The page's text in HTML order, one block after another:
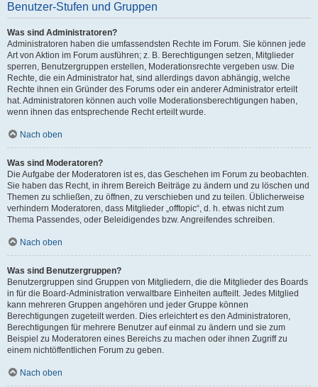
Benutzer-Stufen und Gruppen
Was sind Administratoren?
Administratoren haben die umfassendsten Rechte im Forum. Sie können jede
Art von Aktion im Forum ausführen; z. B. Berechtigungen setzen, Mitglieder
sperren, Benutzergruppen erstellen, Moderationsrechte vergeben usw. Die
Rechte, die ein Administrator hat, sind allerdings davon abhängig, welche
Rechte ihnen ein Gründer des Forums oder ein anderer Administrator erteilt
hat. Administratoren können auch volle Moderationsberechtigungen haben,
wenn ihnen das entsprechende Recht erteilt wurde.
Nach oben
Was sind Moderatoren?
Die Aufgabe der Moderatoren ist es, das Geschehen im Forum zu beobachten.
Sie haben das Recht, in ihrem Bereich Beiträge zu ändern und zu löschen und
Themen zu schließen, zu öffnen, zu verschieben und zu teilen. Üblicherweise
verhindern Moderatoren, dass Mitglieder „offtopic“, d. h. etwas nicht zum
Thema Passendes, oder Beleidigendes bzw. Angreifendes schreiben.
Nach oben
Was sind Benutzergruppen?
Benutzergruppen sind Gruppen von Mitgliedern, die die Mitglieder des Boards
in für die Board-Administration verwaltbare Einheiten aufteilt. Jedes Mitglied
kann mehreren Gruppen angehören und jeder Gruppe können
Berechtigungen zugeteilt werden. Dies erleichtert es den Administratoren,
Berechtigungen für mehrere Benutzer auf einmal zu ändern und sie zum
Beispiel zu Moderatoren eines Bereichs zu machen oder ihnen Zugriff zu
einem nichtöffentlichen Forum zu geben.
Nach oben